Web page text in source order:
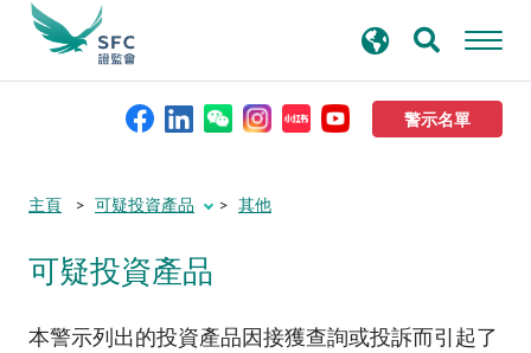
警示名單
本會簡介
監管職能
規則及標準
尋
主頁 可疑投資產品 其他
可疑投資產品
本警示列出的投資產品因接獲查詢或投訴而引起了
Submit
Submit